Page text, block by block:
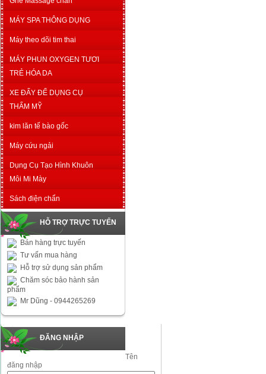
MÁY SPA THÔNG DỤNG
Máy theo dõi tim thai
MÁY PHUN OXYGEN TƯƠI
TRẺ HÓA DA
XE ĐẨY ĐỂ DỤNG CỤ
THẨM MỸ
kim lăn tế bào gốc
Máy cứu ngải
Dụng Cụ Tạo Hình Khuôn
Môi Mi Mày
Sách điện chẩn
HỖ TRỢ TRỰC TUYẾN
Bán hàng trực tuyến
Tư vấn mua hàng
Hỗ trợ sử dụng sản phẩm
Chăm sóc bảo hành sản
phẩm
Mr Dũng - 0944265269
ĐĂNG NHẬP
Tên
đăng nhập